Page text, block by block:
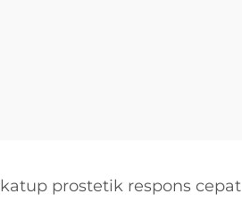
katup prostetik respons cepat